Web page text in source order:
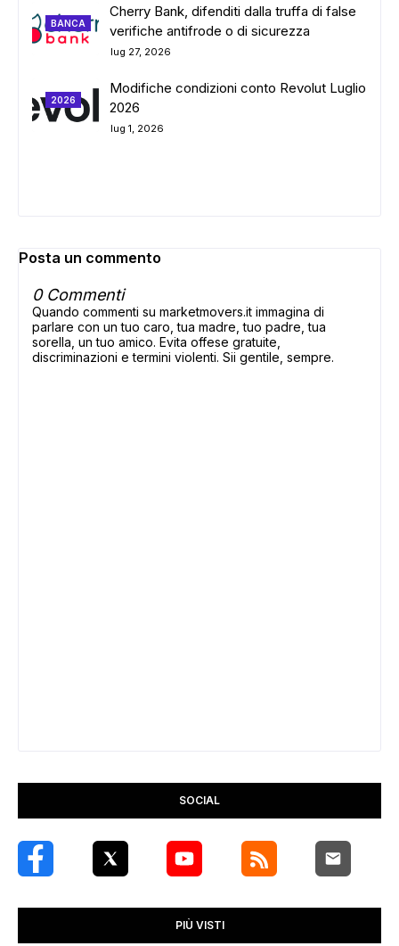
BANCA
Cherry Bank, difenditi dalla truffa di false
verifiche antifrode o di sicurezza
lug 27, 2026
2026
Modifiche condizioni conto Revolut Luglio
2026
lug 1, 2026
Posta un commento
0 Commenti
Quando commenti su marketmovers.it immagina di
parlare con un tuo caro, tua madre, tuo padre, tua
sorella, un tuo amico. Evita offese gratuite,
discriminazioni e termini violenti. Sii gentile, sempre.
SOCIAL
PIÙ VISTI